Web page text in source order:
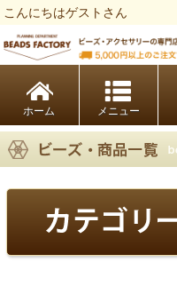
こんにちはゲストさん
ホーム